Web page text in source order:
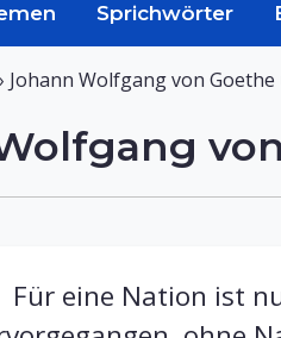
Sprichwörter
Johann Wolfgang von
Für eine Nation ist